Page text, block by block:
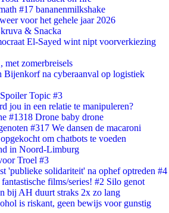
#17 bananenmilkshake
voor het gehele jaar 2026
& Snacka
El-Sayed wint nipt voorverkiezing
met zomerbreisels
Bijenkorf na cyberaanval op logistiek
Topic #3
jou in een relatie te manipuleren?
#1318 Drone baby drone
#317 We dansen de macaroni
om chatbots te voeden
in Noord-Limburg
Troel #3
'publieke solidariteit' na ophef optreden #4
films/series! #2 Silo genot
bij AH duurt straks 2x zo lang
is riskant, geen bewijs voor gunstig